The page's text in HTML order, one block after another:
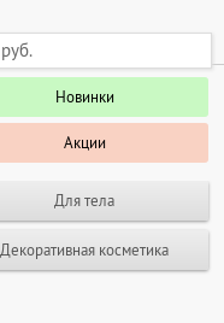
Новинки
Акции
Для тела
Декоративная косметика
руб.